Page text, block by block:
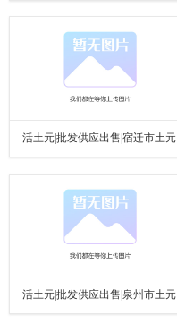
活土元|批发供应出售|宿迁市土元
活土元|批发供应出售|泉州市土元